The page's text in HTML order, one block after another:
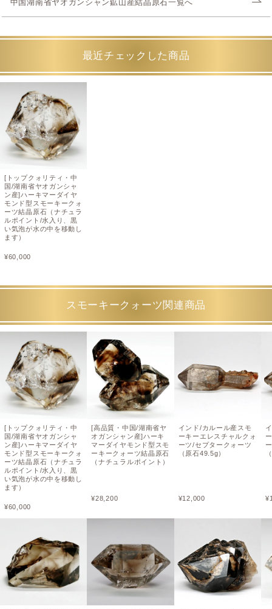
中国湖南省ヤオガンシャン鉱山産結晶原石一覧へ
最近チェックした商品
[トップクォリティ・中
国/湖南省ヤオガンシャ
ン産]ハーキマーダイヤ
モンド型スモーキークォ
ーツ結晶原石（ナチュラ
ルポイント/水入り、黒
い気泡が水の中を移動し
ます）
¥60,000
スモーキークォーツ関連商品
[トップクォリティ・中
国/湖南省ヤオガンシャ
ン産]ハーキマーダイヤ
モンド型スモーキークォ
ーツ結晶原石（ナチュラ
ルポイント/水入り、黒
い気泡が水の中を移動し
ます）
¥60,000
[高品質・中国/湖南省ヤ
オガンシャン産]ハーキ
マーダイヤモンド型スモ
ーキークォーツ結晶原石
（ナチュラルポイント）
¥28,200
インド/カルール産スモ
ーキーエレスチャルクォ
ーツ/セプタークォーツ
（原石49.5g）
¥12,000 ¥